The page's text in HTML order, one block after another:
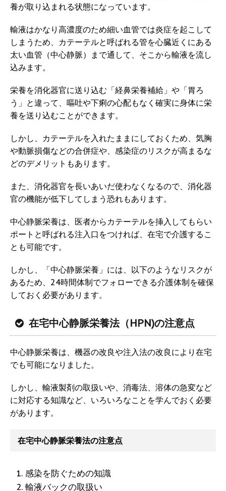
養が取り込まれる状態になっています。
輸液はかなり高濃度のため細い血管では炎症を起こして
しまうため、カテーテルと呼ばれる管を心臓近くにある
太い血管（中心静脈）まで通して、そこから輸液を流し
込みます。
栄養を消化器官に送り込む「経鼻栄養補給」や「胃ろ
う」と違って、嘔吐や下痢の心配もなく確実に身体に栄
養を送り込むことができます。
しかし、カテーテルを入れたままにしておくため、気胸
や動脈損傷などの合併症や、感染症のリスクが高まるな
どのデメリットもあります。
また、消化器官を長いあいだ使わなくなるので、消化器
官の機能が低下してしまう恐れもあります。
中心静脈栄養は、医者からカテーテルを挿入してもらい
ポートと呼ばれる注入口をつければ、在宅で介護するこ
とも可能です。
しかし、「中心静脈栄養」には、以下のようなリスクが
あるため、24時間体制でフォローできる介護体制を確保
しておく必要があります。
在宅中心静脈栄養法（HPN)の注意点
中心静脈栄養は、機器の改良や注入法の改良により在宅
でも可能になりました。
しかし、輸液製剤の取扱いや、消毒法、溶体の急変など
に対応する知識など、いろいろなことを学んでおく必要
があります。
在宅中心静脈栄養法の注意点
感染を防ぐための知識
輸液バックの取扱い